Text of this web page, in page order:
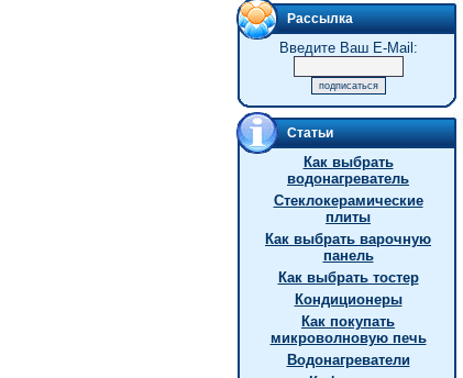
Рассылка
Введите Ваш E-Mail:
Статьи
Как выбрать
водонагреватель
Стеклокерамические
плиты
Как выбрать варочную
панель
Как выбрать тостер
Кондиционеры
Как покупать
микроволновую печь
Водонагреватели